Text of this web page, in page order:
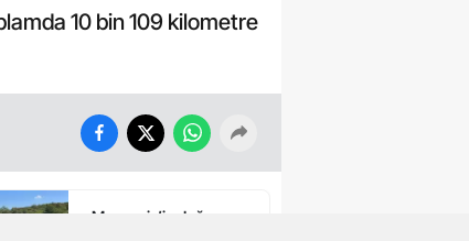
10 bin 109 kilometre
Marmaris’in doğa